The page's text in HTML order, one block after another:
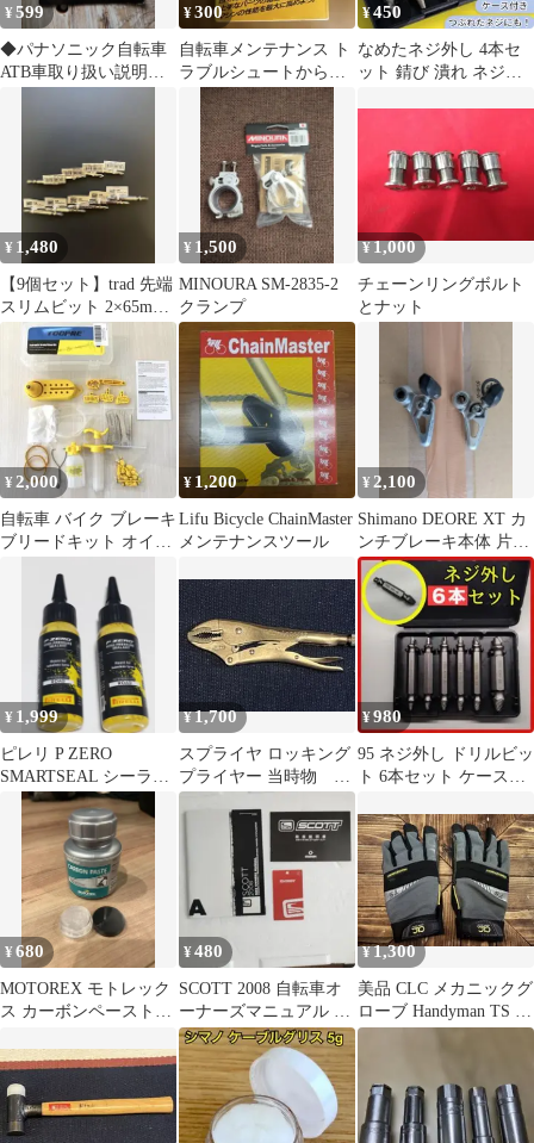
¥599
◆パナソニック自転車
ATB車取り扱い説明書
¥300
自転車メンテナンス ト
ラブルシュートから組
み立てまで 今泉紀夫
¥450
なめたネジ外し 4本セ
ット 錆び 潰れ ネジ外
¥ 1,480
【9個セット】trad 先端
スリムビット 2×65mm
TDB-65 新品
¥ 1,500
MINOURA SM-2835-2
クランプ
¥1,000
チェーンリングボルト
とナット
¥2,000
自転車 バイク ブレーキ
ブリードキット オイル
¥ 1,200
Lifu Bicycle ChainMaster
メンテナンスツール
¥ 2,100
Shimano DEORE XT カ
ンチブレーキ本体 片輪
分
¥ 1,999
ピレリ P ZERO
SMARTSEAL シーラン
ト 60ml 2本セット
¥1,700
スプライヤ ロッキング
プライヤー 当時物
LOBSTER
¥980
95 ネジ外し ドリルビッ
ト 6本セット ケース
工具
¥680
MOTOREX モトレック
ス カーボンペースト
滑止め
¥480
SCOTT 2008 自転車オ
ーナーズマニュアル 取
扱説明書セット
¥1,300
美品 CLC メカニックグ
ローブ Handyman TS 作
業手袋